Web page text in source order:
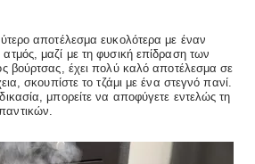
αποτέλεσμα ευκολότερα με έναν
ατμός, μαζί με τη φυσική επίδραση των
βούρτσας, έχει πολύ καλό αποτέλεσμα σε
σκουπίστε το τζάμι με ένα στεγνό πανί.
μπορείτε να αποφύγετε εντελώς τη